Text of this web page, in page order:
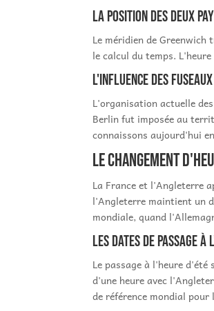
La position des deux
Le méridien de
le calcul du temps.
L'influence des
L'organisation actuelle
Berlin fut imposée au
connaissons aujourd'hui
Le changement
La France et l'Angleterre
l'Angleterre maintient un
mondiale, quand
Les dates de passage
Le passage à l'heure
d'une heure avec
de référence mondial